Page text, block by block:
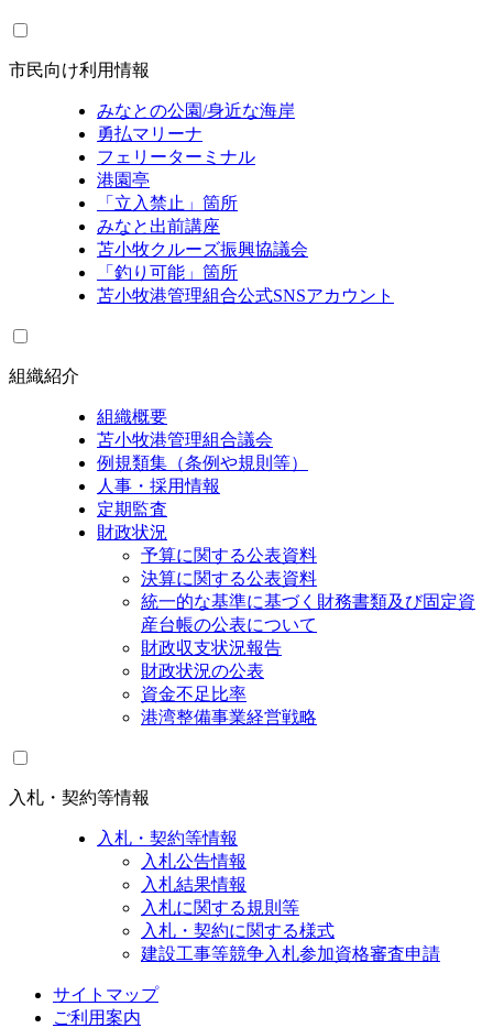
市民向け利用情報
みなとの公園/身近な海岸
勇払マリーナ
フェリーターミナル
港園亭
「立入禁止」箇所
みなと出前講座
苫小牧クルーズ振興協議会
「釣り可能」箇所
苫小牧港管理組合公式SNSアカウント
組織紹介
組織概要
苫小牧港管理組合議会
例規類集（条例や規則等）
人事・採用情報
定期監査
財政状況
予算に関する公表資料
決算に関する公表資料
統一的な基準に基づく財務書類及び固定資
産台帳の公表について
財政収支状況報告
財政状況の公表
資金不足比率
港湾整備事業経営戦略
入札・契約等情報
入札・契約等情報
入札公告情報
入札結果情報
入札に関する規則等
入札・契約に関する様式
建設工事等競争入札参加資格審査申請
サイトマップ
ご利用案内